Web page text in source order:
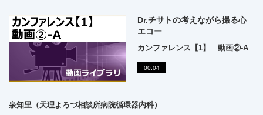
Dr.チサトの考えながら撮る心
エコー
カンファレンス【1】 動画②-A
00:04
泉知里（天理よろづ相談所病院循環器内科）